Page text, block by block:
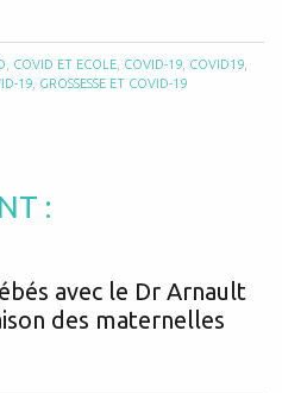
, COVID ET ECOLE, COVID-19, COVID19,
19, GROSSESSE ET COVID-19
:
avec le Dr Arnault
des maternelles